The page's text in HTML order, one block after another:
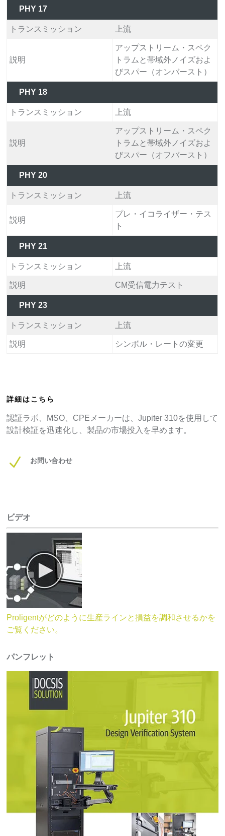
PHY 17
トランスミッション 上流
説明
アップストリーム・スペク
トラムと帯域外ノイズおよ
びスパー（オンバースト）
PHY 18
トランスミッション 上流
説明
アップストリーム・スペク
トラムと帯域外ノイズおよ
びスパー（オフバースト）
PHY 20
トランスミッション 上流
説明
プレ・イコライザー・テス
ト
PHY 21
トランスミッション 上流
説明 CM受信電力テスト
PHY 23
トランスミッション 上流
説明 シンボル・レートの変更
詳細はこちら
認証ラボ、MSO、CPEメーカーは、Jupiter 310を使用して
設計検証を迅速化し、製品の市場投入を早めます。
N お問い合わせ
ビデオ
Proligentがどのように生産ラインと損益を調和させるかを
ご覧ください。
パンフレット